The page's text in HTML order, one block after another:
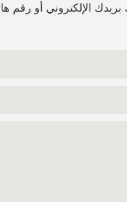
الإلكتروني أو